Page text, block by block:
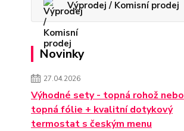
Výprodej / Komisní prodej
Novinky
27.04.2026
Výhodné sety - topná rohož nebo
topná fólie + kvalitní dotykový
termostat s českým menu